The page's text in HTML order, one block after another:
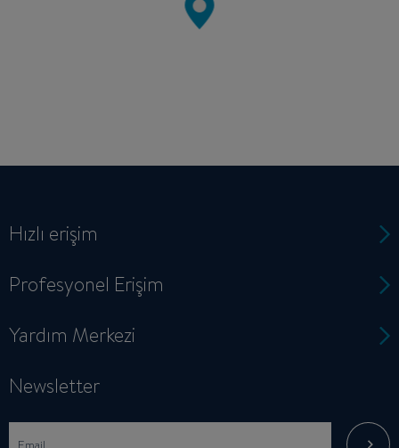
Hızlı erişim
Profesyonel Erişim
Yardım Merkezi
Newsletter